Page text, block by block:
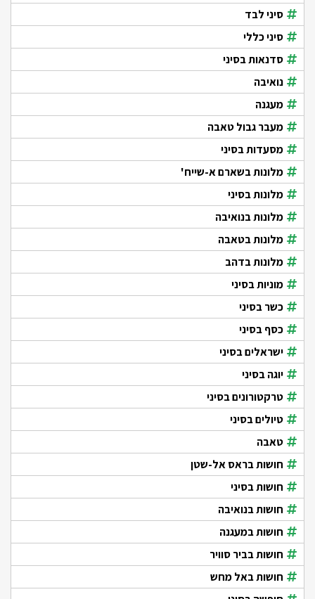
סיני לבד
סיני כללי
סדנאות בסיני
נואיבה
מעגנה
מעבר גבול טאבה
מסעדות בסיני
מלונות בשארם א-שייח'
מלונות בסיני
מלונות בנואיבה
מלונות בטאבה
מלונות בדהב
מוניות בסיני
כשר בסיני
כסף בסיני
ישראלים בסיני
יוגה בסיני
טרקטורונים בסיני
טיולים בסיני
טאבה
חושות בראס אל-שטן
חושות בסיני
חושות בנואיבה
חושות במעגנה
חושות בביר סוויר
חושות באל מחש